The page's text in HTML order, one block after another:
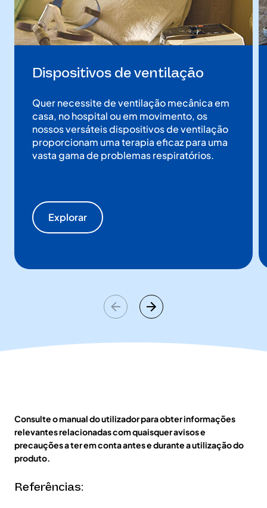
Dispositivos de ventilação
Quer necessite de ventilação mecânica em
casa, no hospital ou em movimento, os
nossos versáteis dispositivos de ventilação
proporcionam uma terapia eficaz para uma
vasta gama de problemas respiratórios.
Explorar
Consulte o manual do utilizador para obter informações
relevantes relacionadas com quaisquer avisos e
precauções a ter em conta antes e durante a utilização do
produto.
Referências: